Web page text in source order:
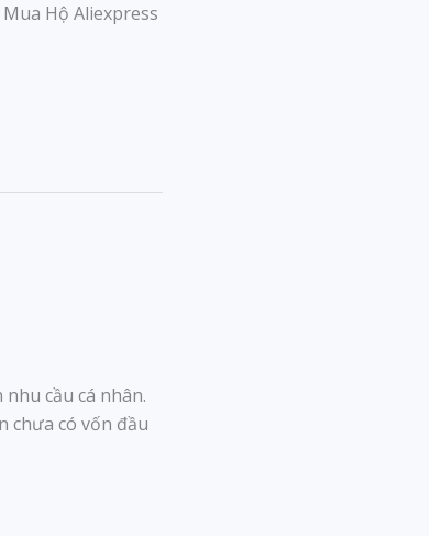
Hộ Aliexpress
cầu cá nhân.
chưa có vốn đầu